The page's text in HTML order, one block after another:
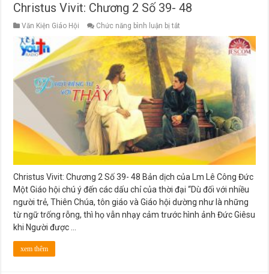
Christus Vivit: Chương 2 Số 39- 48
Văn Kiện Giáo Hội Chức năng bình luận bị tắt
Vivit:
Chương
2
Số
39-
48
Christus Vivit: Chương 2 Số 39- 48 Bản dịch của Lm Lê Công Đức
Một Giáo hội chú ý đến các dấu chỉ của thời đại “Dù đối với nhiều
người trẻ, Thiên Chúa, tôn giáo và Giáo hội dường như là những
từ ngữ trống rỗng, thì họ vẫn nhạy cảm trước hình ảnh Đức Giêsu
khi Người được …
xem thêm